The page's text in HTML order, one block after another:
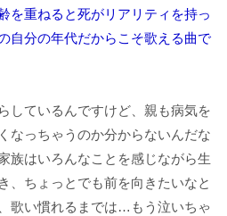
を重ねると死がリアリティを持っ
自分の年代だからこそ歌える曲で
しているんですけど、親も病気を
なっちゃうのか分からないんだな
族はいろんなことを感じながら生
、ちょっとでも前を向きたいなと
歌い慣れるまでは…もう泣いちゃ